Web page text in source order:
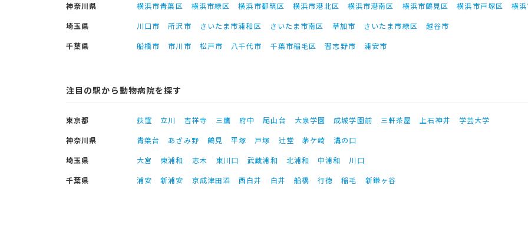
神奈川県
横浜市青葉区 横浜市緑区 横浜市都筑区 横浜市港北区 横浜市港南区 横浜市鶴見区 横浜市戸塚区
横
埼玉県
川口市 所沢市 さいたま市浦和区 さいたま市南区 草加市 さいたま市緑区
越谷市
千葉県
船橋市 市川市 松戸市 八千代市 千葉市稲毛区 習志野市 浦安市
注目の駅から動物病院を探す
東京都 荻窪 立川 吉祥寺 三鷹 府中 尾山台 大泉学園 成城学園前 三軒茶屋 上石神井
学芸大学
神奈川県
青葉台 あざみ野 鶴見 平塚 戸塚 辻堂 茅ケ崎
溝の口
埼玉県
大宮 東浦和 志木 東川口 武蔵浦和 北浦和 中浦和
川口
千葉県
浦安 新浦安 京成津田沼 西白井 白井 船橋 行徳 稲毛 新鎌ヶ谷